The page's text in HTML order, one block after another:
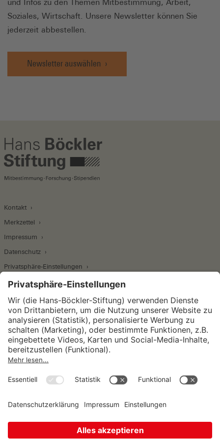
und Infos zu den Themen Mitbestimmung, Arbeit,
Soziales, Wirtschaft. Unsere Newsletter können Sie
jederzeit abbestellen.
Newsletter auswählen
Kontakt
Merkzettel
Impressum
Datenschutz
Privatsphäre-Einstellungen
Wirtschafts- und Sozialwissenschaftliches Institut
Institut für Makroökonomie und
Konjunkturforschung
Unternehmensführung